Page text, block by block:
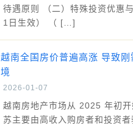
待遇原则 （二）特殊投资优惠
1日生效） （ […]
越南全国房价普遍高涨 导致刚
境
2026-01-07
越南房地产市场从 2025 年初
苏主要由高收入购房者和投资